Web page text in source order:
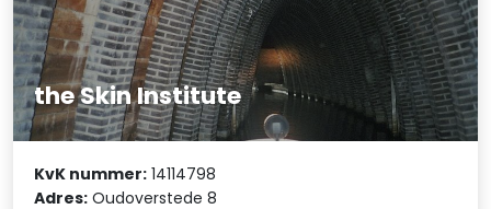
the Skin Institute
KvK nummer: 14114798
Adres: Oudoverstede 8